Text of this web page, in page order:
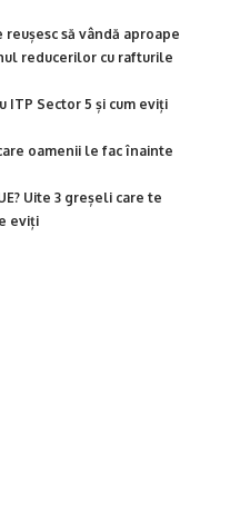
să vândă aproape
reducerilor cu rafturile
Sector 5 și cum eviți
oamenii le fac înainte
Uite 3 greșeli care te
eviți